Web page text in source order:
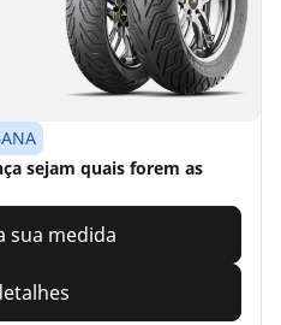
sejam quais forem as
sua medida